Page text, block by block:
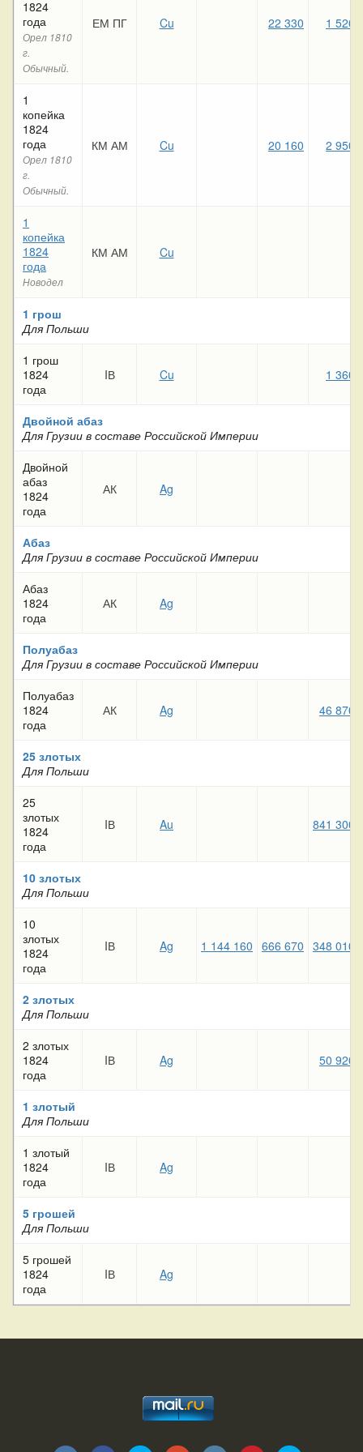
1824
года
Орел 1810
г.
Обычный.
ЕМ ПГ Cu 22 330 1 520
1
копейка
1824
года
Орел 1810
г.
Обычный.
КМ АМ Cu 20 160 2 950
1
копейка
1824
года
Новодел
КМ АМ Cu
1 грош
Для Польши
1 грош
1824
года
IВ Cu 1 360
Двойной абаз
Для Грузии в составе Российской Империи
Двойной
абаз
1824
года
АК Ag
Абаз
Для Грузии в составе Российской Империи
Абаз
1824
года
АК Ag
Полуабаз
Для Грузии в составе Российской Империи
Полуабаз
1824
года
АК Ag 46 870
25 злотых
Для Польши
25
злотых
1824
года
IВ Au 841 300
10 злотых
Для Польши
10
злотых
1824
года
IВ Ag 1 144 160 666 670 348 010
2 злотых
Для Польши
2 злотых
1824
года
IВ Ag 50 920
1 злотый
Для Польши
1 злотый
1824
года
IВ Ag
5 грошей
Для Польши
5 грошей
1824
года
IВ Ag